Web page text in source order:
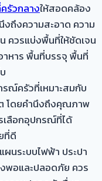
รัวกลางให้สอดคล้อง
ถึงความสะอาด ความ
ควรแบ่งพื้นที่ให้ชัดเจน
หาร พื้นที่บรรจุ พื้นที่
รณ์ครัวที่เหมาะสมกับ
โดยคำนึงถึงคุณภาพ
เลือกอุปกรณ์ที่ได้
ที่ดี
ผนระบบไฟฟ้า ประปา
งพอและปลอดภัย ควร